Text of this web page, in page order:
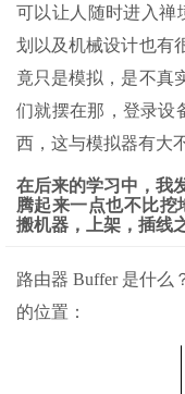
可以让人随时进入
划以及机械设计也有
竟只是模拟，是不真
们就摆在那，登录设
西，这与模拟器有大
在后来的学习中，我
腾起来一点也不比挖
搬机器，上架，插线
路由器 Buffer 是什么
的位置：